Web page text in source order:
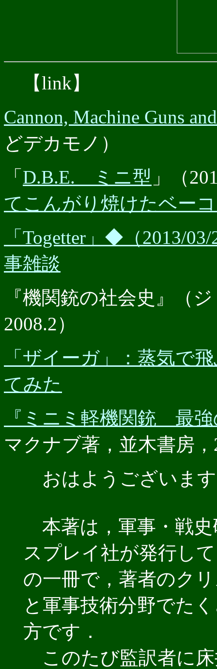
【link】
Cannon, Machine Guns
どデカモノ）
「 D.B.E. ミニ型 」（
てこんがり焼けたベー
「Togetter」◆（2013/
事雑談
『機関銃の社会史』（
2008.2）
「ザイーガ」：蒸気で
てみた
『ミニミ軽機関銃 最
マクナブ著，並木書房，
おはようございま
本著は，軍事・戦史
スプレイ社が発行し
の一冊で，著者のク
と軍事技術分野でた
方です．
このたび監訳者に